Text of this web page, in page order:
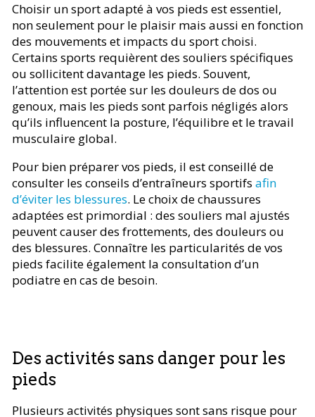
Choisir un sport adapté à vos pieds est essentiel,
non seulement pour le plaisir mais aussi en fonction
des mouvements et impacts du sport choisi.
Certains sports requièrent des souliers spécifiques
ou sollicitent davantage les pieds. Souvent,
l’attention est portée sur les douleurs de dos ou
genoux, mais les pieds sont parfois négligés alors
qu’ils influencent la posture, l’équilibre et le travail
musculaire global.
Pour bien préparer vos pieds, il est conseillé de
consulter les conseils d’entraîneurs sportifs afin
d’éviter les blessures. Le choix de chaussures
adaptées est primordial : des souliers mal ajustés
peuvent causer des frottements, des douleurs ou
des blessures. Connaître les particularités de vos
pieds facilite également la consultation d’un
podiatre en cas de besoin.
Des activités sans danger pour les
pieds
Plusieurs activités physiques sont sans risque pour